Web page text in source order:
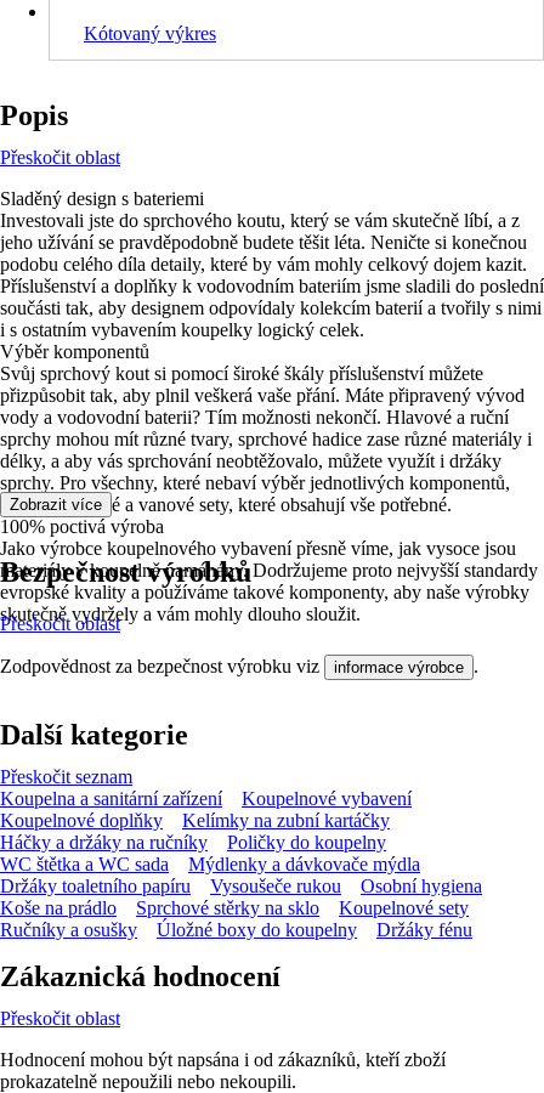
Kótovaný výkres
Popis
Přeskočit oblast
Sladěný design s bateriemi
Investovali jste do sprchového koutu, který se vám skutečně líbí, a z
jeho užívání se pravděpodobně budete těšit léta. Neničte si konečnou
podobu celého díla detaily, které by vám mohly celkový dojem kazit.
Příslušenství a doplňky k vodovodním bateriím jsme sladili do poslední
součásti tak, aby designem odpovídaly kolekcím baterií a tvořily s nimi
i s ostatním vybavením koupelky logický celek.
Výběr komponentů
Svůj sprchový kout si pomocí široké škály příslušenství můžete
přizpůsobit tak, aby plnil veškerá vaše přání. Máte připravený vývod
vody a vodovodní baterii? Tím možnosti nekončí. Hlavové a ruční
sprchy mohou mít různé tvary, sprchové hadice zase různé materiály i
délky, a aby vás sprchování neobtěžovalo, můžete využít i držáky
sprchy. Pro všechny, které nebaví výběr jednotlivých komponentů,
máme sprchové a vanové sety, které obsahují vše potřebné.
100% poctivá výroba
Jako výrobce koupelnového vybavení přesně víme, jak vysoce jsou
materiály v koupelně namáhány. Dodržujeme proto nejvyšší standardy
evropské kvality a používáme takové komponenty, aby naše výrobky
skutečně vydržely a vám mohly dlouho sloužit.
Zobrazit více
Bezpečnost výrobků
Přeskočit oblast
Zodpovědnost za bezpečnost výrobku viz informace výrobce .
Další kategorie
Přeskočit seznam
Koupelna a sanitární zařízení
Koupelnové vybavení
Koupelnové doplňky
Kelímky na zubní kartáčky
Háčky a držáky na ručníky
Poličky do koupelny
WC štětka a WC sada
Mýdlenky a dávkovače mýdla
Držáky toaletního papíru
Vysoušeče rukou
Osobní hygiena
Koše na prádlo
Sprchové stěrky na sklo
Koupelnové sety
Ručníky a osušky
Úložné boxy do koupelny Držáky fénu
Zákaznická hodnocení
Přeskočit oblast
Hodnocení mohou být napsána i od zákazníků, kteří zboží
prokazatelně nepoužili nebo nekoupili.